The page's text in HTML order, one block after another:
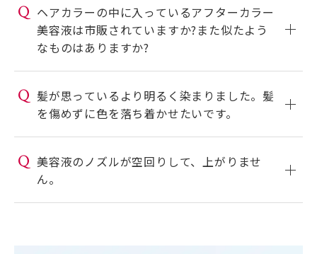
Q ヘアカラーの中に入っているアフターカラー
美容液は市販されていますか?また似たよう
なものはありますか?
Q 髪が思っているより明るく染まりました。髪
を傷めずに色を落ち着かせたいです。
Q 美容液のノズルが空回りして、上がりませ
ん。